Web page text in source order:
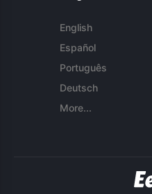
English
Español
Português
Deutsch
More...